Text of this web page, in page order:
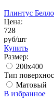
Плинтус
Цена:
728
руб/шт
Купить
Размер:
200x400
Тип
Матовый
В избранное